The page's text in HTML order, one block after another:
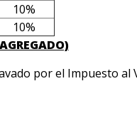
10%
10%
por el Impuesto al